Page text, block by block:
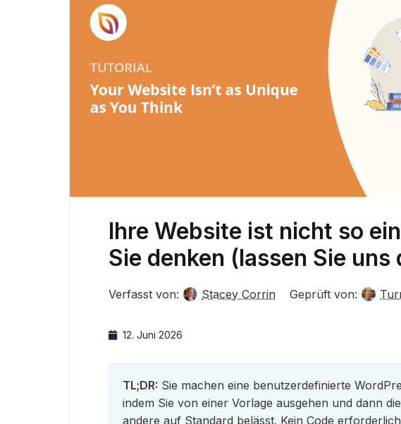
Ihre Website ist nicht so
Sie denken (lassen Sie uns
Verfasst von: Stacey Corrin Geprüft von:
12. Juni 2026
TL;DR: Sie machen eine benutzerdefinierte
indem Sie von einer Vorlage ausgehen und dann
andere auf Standard belässt. Kein Code